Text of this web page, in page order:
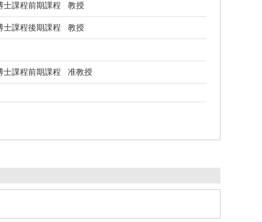
士課程前期課程 教授
士課程後期課程 教授
士課程前期課程 准教授